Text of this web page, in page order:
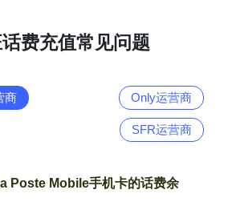
费充值常见问题
商 Only运营商
SFR运营商
Poste Mobile手机卡的话费余